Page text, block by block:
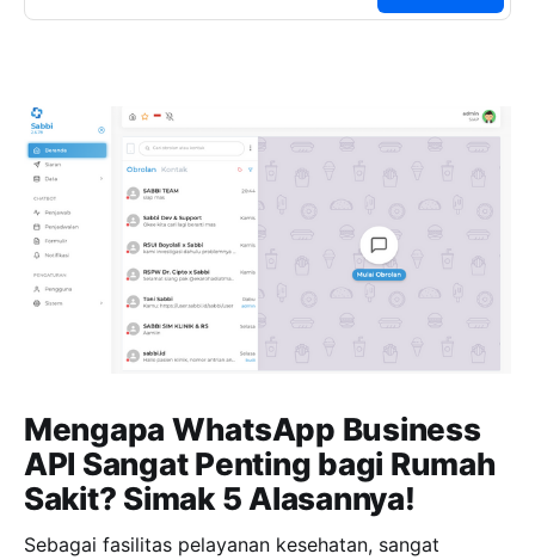
Mengapa WhatsApp Business
API Sangat Penting bagi Rumah
Sakit? Simak 5 Alasannya!
Sebagai fasilitas pelayanan kesehatan, sangat